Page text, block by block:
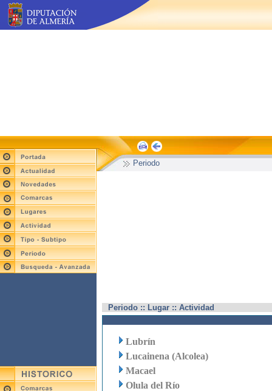
Periodo
Periodo :: Lugar :: Actividad
Lubrín
Lucainena (Alcolea)
Macael
Olula del Río